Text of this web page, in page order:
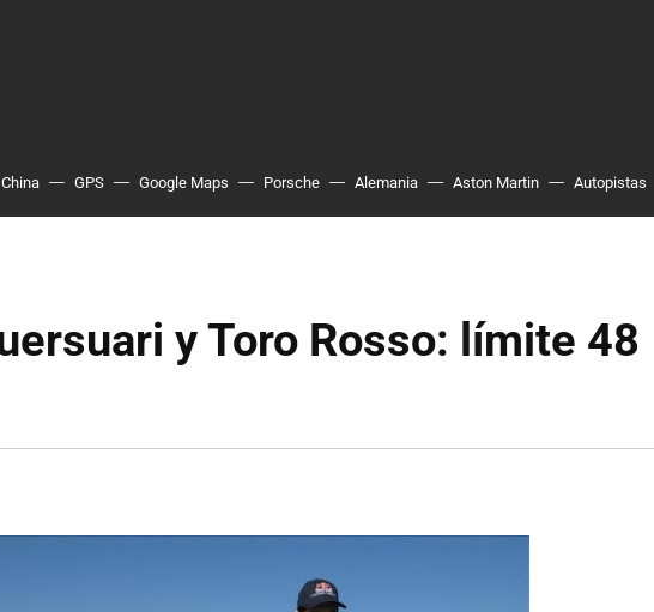
China GPS Google Maps Porsche Alemania Aston Martin Autopistas
y Toro Rosso: límite 48